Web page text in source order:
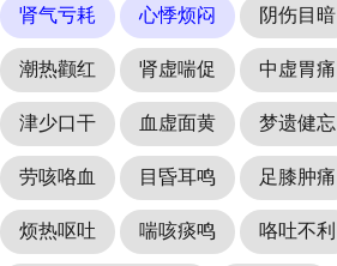
肾气亏耗 心悸烦闷 阴伤目暗
潮热颧红 肾虚喘促 中虚胃痛
津少口干 血虚面黄 梦遗健忘
劳咳咯血 目昏耳鸣 足膝肿痛
烦热呕吐 喘咳痰鸣 咯吐不利